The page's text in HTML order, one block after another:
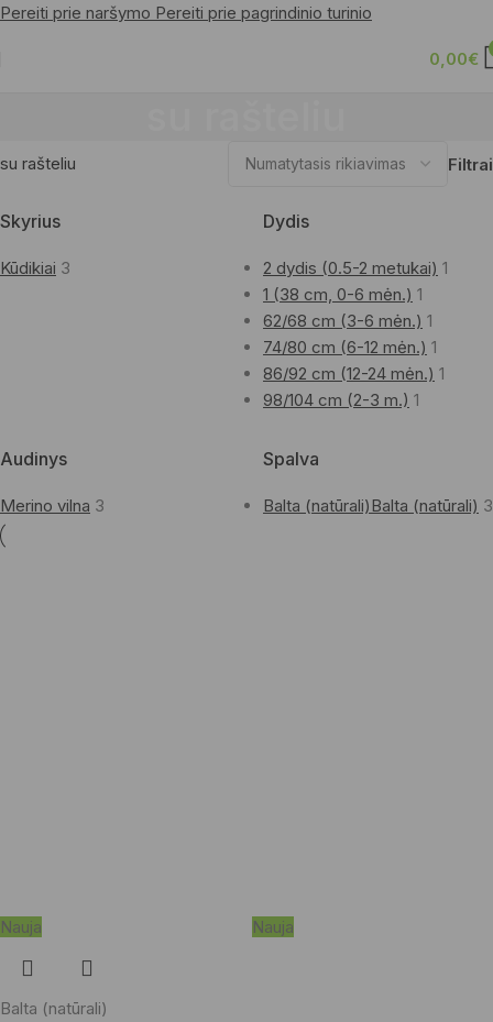
Pereiti prie naršymo Pereiti prie pagrindinio turinio
0,00€
su rašteliu Filtrai
Skyrius
Kūdikiai 3
Dydis
2 dydis (0.5-2 metukai) 1
1 (38 cm, 0-6 mėn.) 1
62/68 cm (3-6 mėn.) 1
74/80 cm (6-12 mėn.) 1
86/92 cm (12-24 mėn.) 1
98/104 cm (2-3 m.) 1
Audinys
Merino vilna 3
Spalva
Balta (natūrali)Balta (natūrali) 3
Nauja
Balta (natūrali)
Nauja